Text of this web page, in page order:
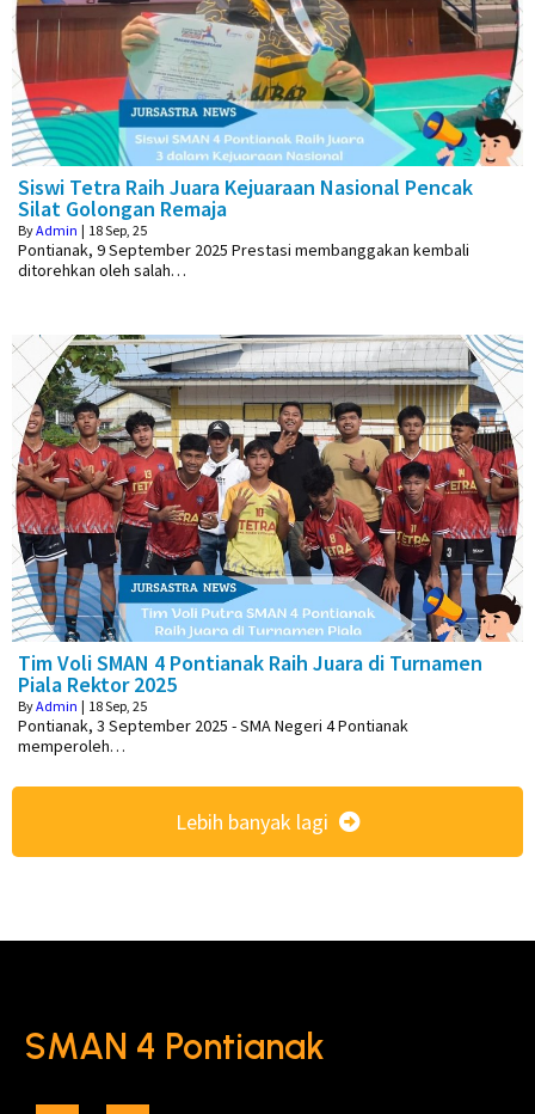
Siswi Tetra Raih Juara Kejuaraan Nasional Pencak
Silat Golongan Remaja
ByAdmin | 18Sep, 25
Pontianak, 9 September 2025 Prestasi membanggakan kembali
ditorehkan oleh salah…
Tim Voli SMAN 4 Pontianak Raih Juara di Turnamen
Piala Rektor 2025
ByAdmin | 18Sep, 25
Pontianak, 3 September 2025 - SMA Negeri 4 Pontianak
memperoleh…
Lebih banyak lagi
SMAN 4 Pontianak